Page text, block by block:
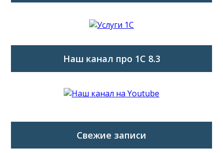
Наш канал про 1С 8.3
Свежие записи